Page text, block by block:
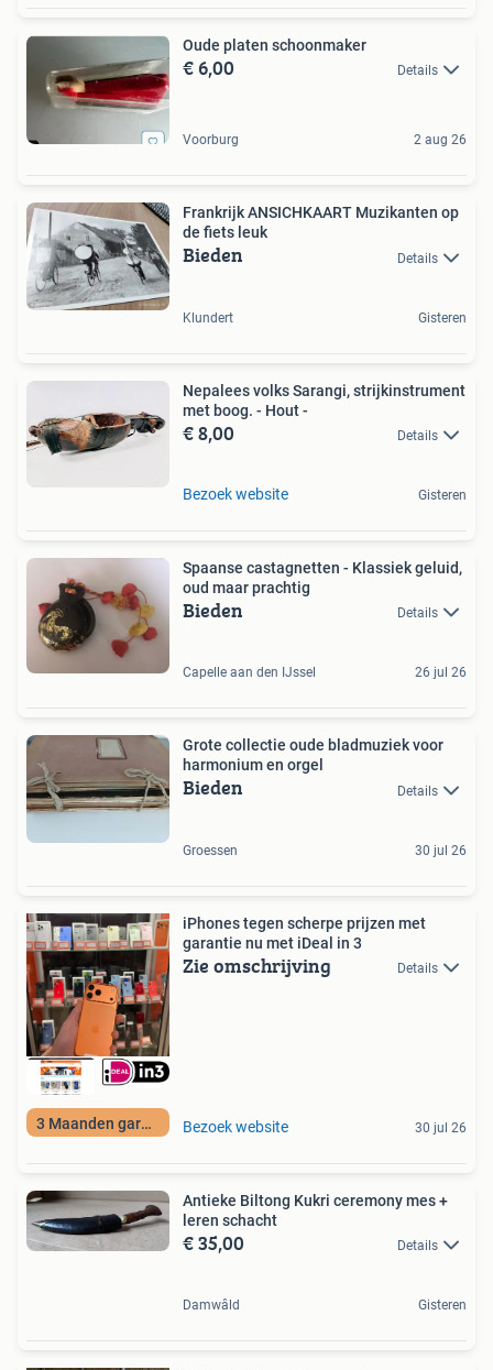
Oude platen schoonmaker
€ 6,00 Details
Voorburg 2 aug 26
Frankrijk ANSICHKAART Muzikanten op
de fiets leuk
Bieden Details
Klundert Gisteren
Nepalees volks Sarangi, strijkinstrument
met boog. - Hout -
€ 8,00 Details
Bezoek website Gisteren
Spaanse castagnetten - Klassiek geluid,
oud maar prachtig
Bieden Details
Capelle aan den IJssel 26 jul 26
Grote collectie oude bladmuziek voor
harmonium en orgel
Bieden Details
Groessen 30 jul 26
3 Maanden garantie
iPhones tegen scherpe prijzen met
garantie nu met iDeal in 3
Zie omschrijving Details
Bezoek website 30 jul 26
Antieke Biltong Kukri ceremony mes +
leren schacht
€ 35,00 Details
Damwâld Gisteren